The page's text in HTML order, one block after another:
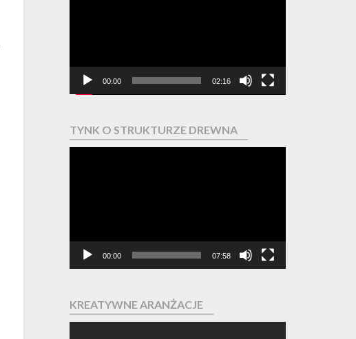
00:00 02:16
TYNK O STRUKTURZE DREWNA
00:00 07:58
KREATYWNE ARANŻACJE